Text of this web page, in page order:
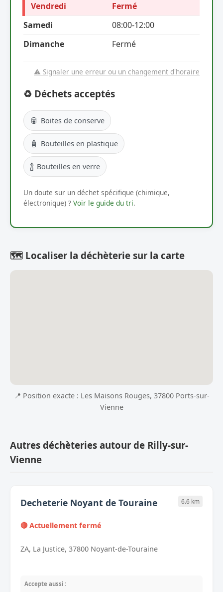
Vendredi
Fermé
Samedi
08:00-12:00
Dimanche
Fermé
⚠️ Signaler une erreur ou un changement d'horaire
♻️ Déchets acceptés
🥫 Boites de conserve
🧴 Bouteilles en plastique
🍾 Bouteilles en verre
Un doute sur un déchet spécifique (chimique,
électronique) ? Voir le guide du tri.
🗺️ Localiser la déchèterie sur la carte
📍 Position exacte : Les Maisons Rouges, 37800 Ports-sur-
Vienne
Autres déchèteries autour de Rilly-sur-
Vienne
Decheterie Noyant de Touraine 6.6 km
🔴 Actuellement fermé
ZA, La Justice, 37800 Noyant-de-Touraine
Accepte aussi :